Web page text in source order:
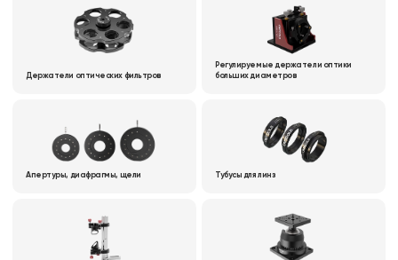
Держатели оптических фильтров
Регулируемые держатели оптики
больших диаметров
Апертуры, диафрагмы, щели Тубусы для линз